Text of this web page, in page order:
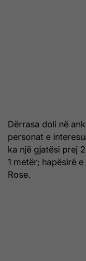
Dërrasa doli në
personat e
ka një gjatësi prej
1 metër; hapësirë
Rose.